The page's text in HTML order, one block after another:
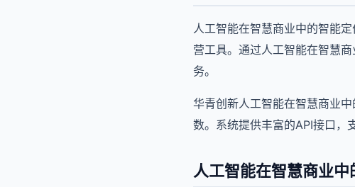
人工智能在智慧商业中的智能
营工具。通过人工智能在智慧
务。
华青创新人工智能在智慧商业
数。系统提供丰富的API接口，
人工智能在智慧商业